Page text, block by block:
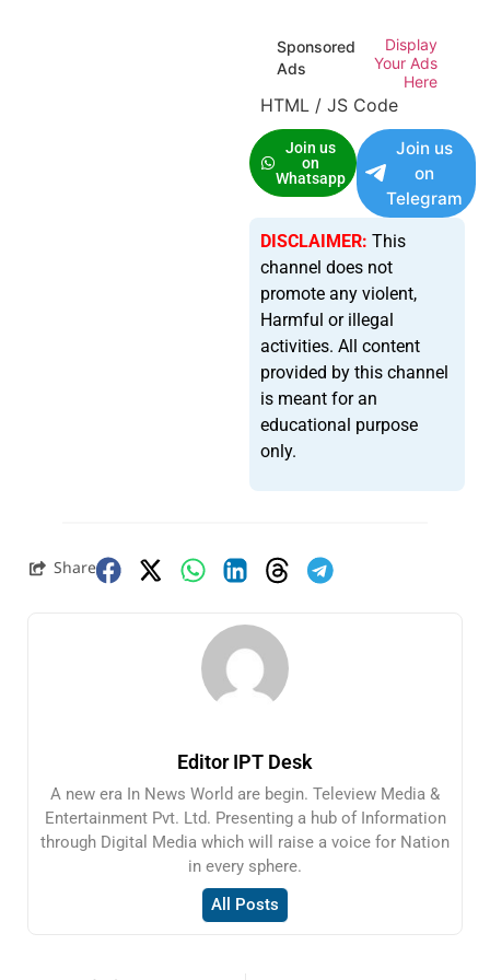
Sponsored
Ads
Display
Your Ads
Here
HTML / JS Code
Join us
on
Whatsapp
Join us
on
Telegram
DISCLAIMER: This
channel does not
promote any violent,
Harmful or illegal
activities. All content
provided by this channel
is meant for an
educational purpose
only.
Share
Editor IPT Desk
A new era In News World are begin. Teleview Media &
Entertainment Pvt. Ltd. Presenting a hub of Information
through Digital Media which will raise a voice for Nation
in every sphere.
All Posts